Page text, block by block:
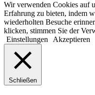
Wir verwenden Cookies auf
Erfahrung zu bieten, indem
wiederholten Besuche
klicken, stimmen Sie der
Einstellungen
Akzeptieren
Schließen